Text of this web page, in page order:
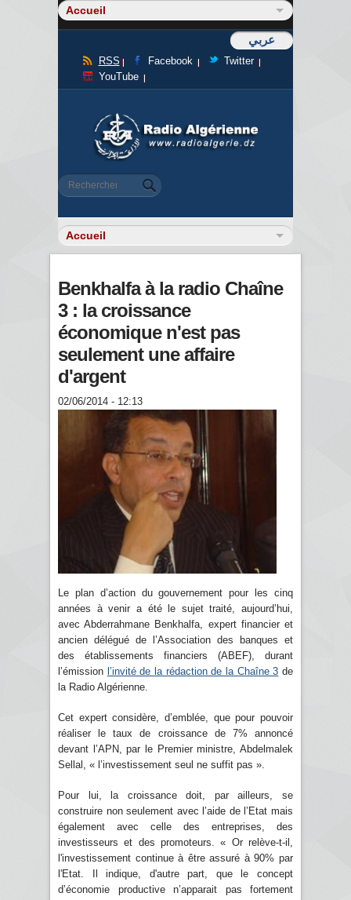
عربي
RSS Facebook
Twitter
YouTube
Formulaire de recherche
Rechercher
Benkhalfa à la radio Chaîne
3 : la croissance
économique n'est pas
seulement une affaire
d'argent
02/06/2014 - 12:13
Le plan d’action du gouvernement pour les cinq
années à venir a été le sujet traité, aujourd’hui,
avec Abderrahmane Benkhalfa, expert financier et
ancien délégué de l’Association des banques et
des établissements financiers (ABEF), durant
l’émission l’invité de la rédaction de la Chaîne 3 de
la Radio Algérienne.
Cet expert considère, d’emblée, que pour pouvoir
réaliser le taux de croissance de 7% annoncé
devant l’APN, par le Premier ministre, Abdelmalek
Sellal, « l’investissement seul ne suffit pas ».
Pour lui, la croissance doit, par ailleurs, se
construire non seulement avec l’aide de l’Etat mais
également avec celle des entreprises, des
investisseurs et des promoteurs. « Or relève-t-il,
l'investissement continue à être assuré à 90% par
l'Etat. Il indique, d'autre part, que le concept
d’économie productive n’apparait pas fortement